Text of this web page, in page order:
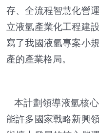
存、全流程智慧化營
立液氫產業化工程建
寫了我國液氫專案小
產的產業格局。
本計劃領導液氫核
能許多國家戰略新興